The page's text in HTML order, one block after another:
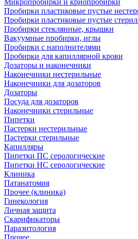
Микропробирки и криопробирки
Пробирки пластиковые пустые
Пробирки пластиковые пустые
Пробирки стеклянные, крышки
Вакуумные пробирки, иглы
Пробирки с наполнителями
Пробирки для капиллярной крови
Дозаторы и наконечники
Наконечники нестерильные
Наконечники для дозаторов
Дозаторы
Посуда для дозаторов
Наконечники стерильные
Пипетки
Пастерки нестерильные
Пастерки стерильные
Капилляры
Пипетки ПС серологические
Пипетки НС серологические
Клиника
Патанатомия
Прочее (клиника)
Гинекология
Личная защита
Скарификаторы
Паразитология
Прочее